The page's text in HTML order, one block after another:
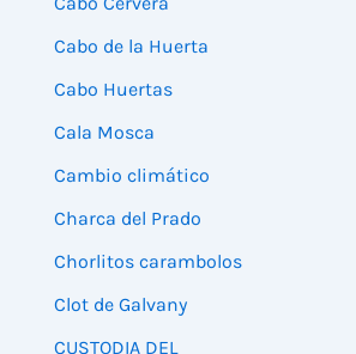
Cabo de la Huerta
Cabo Huertas
Cala Mosca
Cambio climático
Charca del Prado
Chorlitos carambolos
Clot de Galvany
CUSTODIA DEL